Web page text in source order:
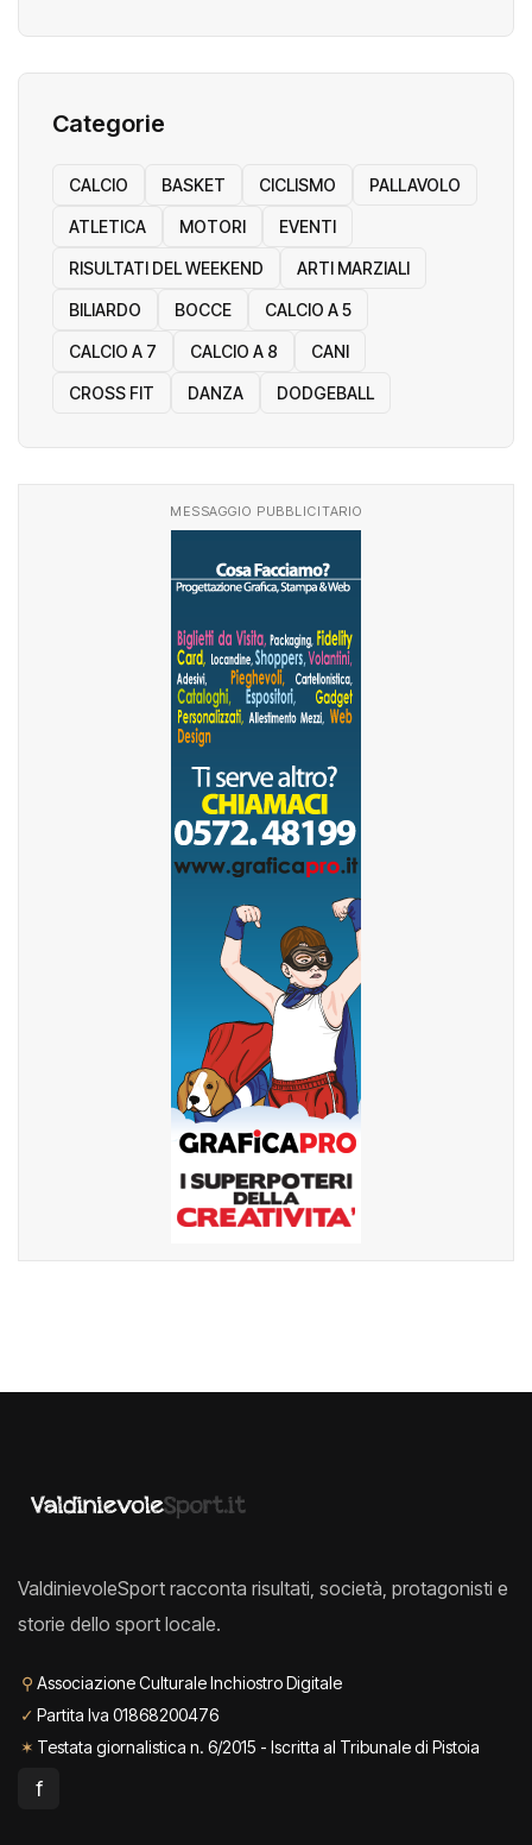
Categorie
CALCIO BASKET CICLISMO PALLAVOLO
ATLETICA MOTORI EVENTI
RISULTATI DEL WEEKEND ARTI MARZIALI
BILIARDO BOCCE CALCIO A 5
CALCIO A 7 CALCIO A 8 CANI
CROSS FIT DANZA DODGEBALL
MESSAGGIO PUBBLICITARIO
ValdinievoleSport racconta risultati, società, protagonisti e
storie dello sport locale.
⚲ Associazione Culturale Inchiostro Digitale
✓ Partita Iva 01868200476
✶ Testata giornalistica n. 6/2015 - Iscritta al Tribunale di Pistoia
f